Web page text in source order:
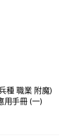
種 職業 附魔)
用手冊 (一)